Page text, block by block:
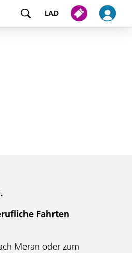
LAD
Fahrten
Meran oder zum